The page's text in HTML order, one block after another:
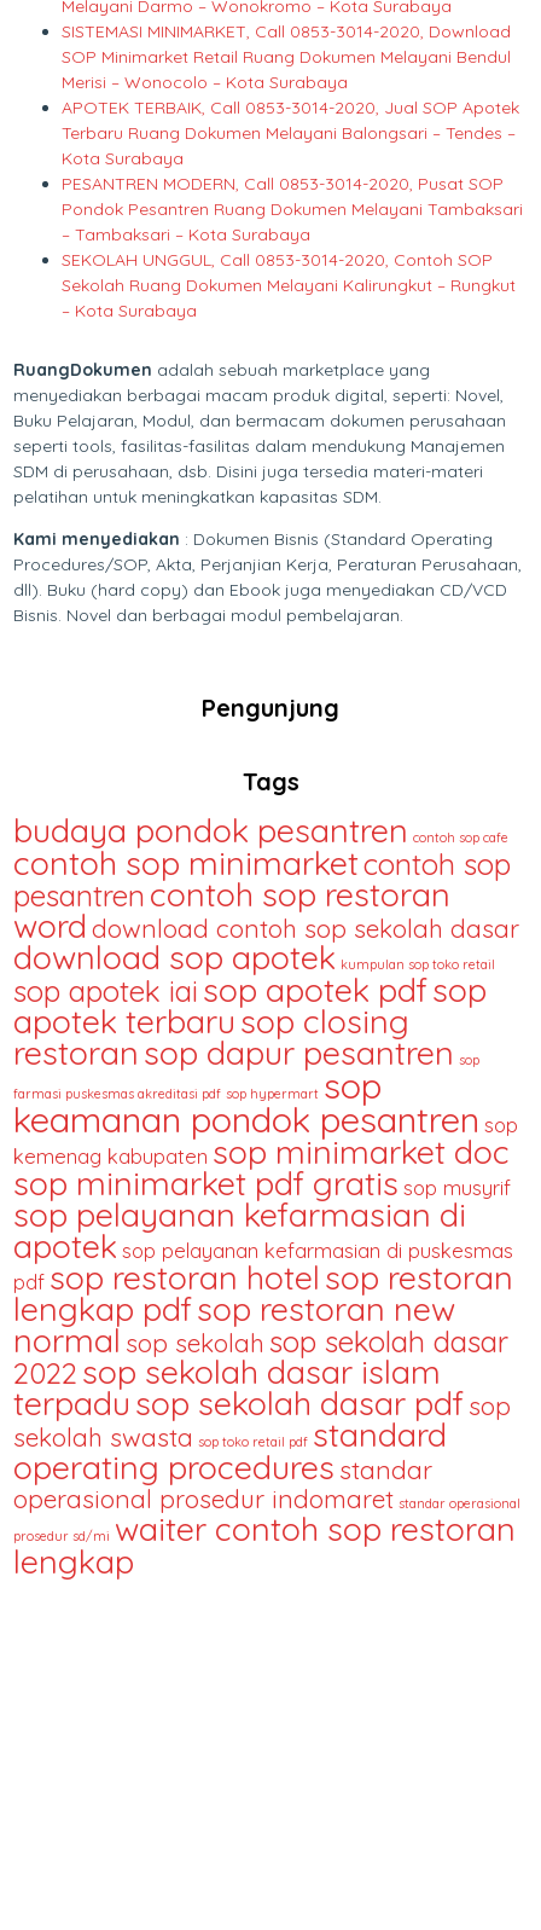
Melayani Darmo – Wonokromo – Kota Surabaya
SISTEMASI MINIMARKET, Call 0853-3014-2020, Download
SOP Minimarket Retail Ruang Dokumen Melayani Bendul
Merisi – Wonocolo – Kota Surabaya
APOTEK TERBAIK, Call 0853-3014-2020, Jual SOP Apotek
Terbaru Ruang Dokumen Melayani Balongsari – Tendes –
Kota Surabaya
PESANTREN MODERN, Call 0853-3014-2020, Pusat SOP
Pondok Pesantren Ruang Dokumen Melayani Tambaksari
– Tambaksari – Kota Surabaya
SEKOLAH UNGGUL, Call 0853-3014-2020, Contoh SOP
Sekolah Ruang Dokumen Melayani Kalirungkut – Rungkut
– Kota Surabaya
RuangDokumen adalah sebuah marketplace yang
menyediakan berbagai macam produk digital, seperti: Novel,
Buku Pelajaran, Modul, dan bermacam dokumen perusahaan
seperti tools, fasilitas-fasilitas dalam mendukung Manajemen
SDM di perusahaan, dsb. Disini juga tersedia materi-materi
pelatihan untuk meningkatkan kapasitas SDM.
Kami menyediakan : Dokumen Bisnis (Standard Operating
Procedures/SOP, Akta, Perjanjian Kerja, Peraturan Perusahaan,
dll). Buku (hard copy) dan Ebook juga menyediakan CD/VCD
Bisnis. Novel dan berbagai modul pembelajaran.
Pengunjung
Tags
budaya pondok pesantren contoh sop cafe
contoh sop minimarketcontoh sop
pesantren contoh sop restoran
word download contoh sop sekolah dasar
download sop apotek kumpulan sop toko retail
sop apotek iai sop apotek pdfsop
apotek terbarusop closing
restoran sop dapur pesantren sop
farmasi puskesmas akreditasi pdf sop hypermart sop
keamanan pondok pesantren sop
kemenag kabupaten sop minimarket doc
sop minimarket pdf gratis sop musyrif
sop pelayanan kefarmasian di
apotek sop pelayanan kefarmasian di puskesmas
pdf sop restoran hotel sop restoran
lengkap pdfsop restoran new
normal sop sekolah sop sekolah dasar
2022 sop sekolah dasar islam
terpadu sop sekolah dasar pdfsop
sekolah swasta sop toko retail pdf standard
operating procedures standar
operasional prosedur indomaret standar operasional
prosedur sd/mi waiter contoh sop restoran
lengkap